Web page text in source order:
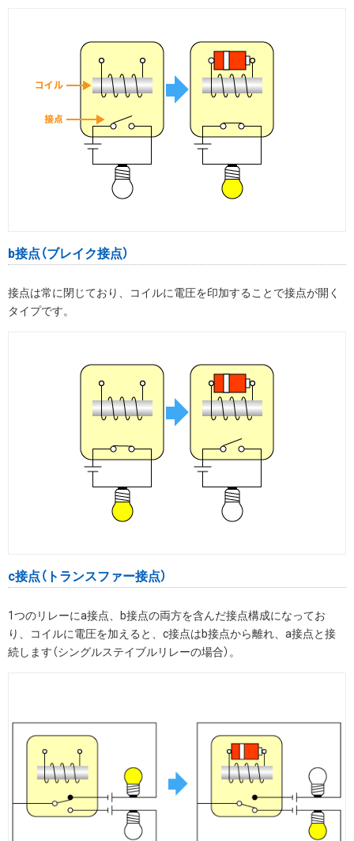
b接点（ブレイク接点）
接点は常に閉じており、コイルに電圧を印加することで接点が開く
タイプです。
c接点（トランスファー接点）
1つのリレーにa接点、b接点の両方を含んだ接点構成になってお
り、コイルに電圧を加えると、c接点はb接点から離れ、a接点と接
続します（シングルステイブルリレーの場合）。